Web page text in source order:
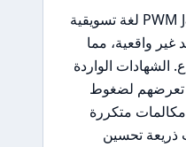
تستخدم PWM Japan Securities لغة تسويقية
غير واقعية، مما
الشهادات الواردة
تعرضهم لضغوط
متكررة
ذريعة تحسين